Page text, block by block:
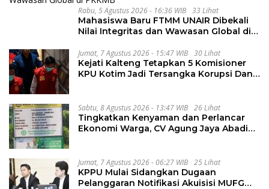
Rabu, 5 Agustus 2026 - 16:36 WIB 33 Lihat
Mahasiswa Baru FTMM UNAIR Dibekali
Nilai Integritas dan Wawasan Global di
Jumat, 7 Agustus 2026 - 15:47 WIB 30 Lihat
Kejati Kalteng Tetapkan 5 Komisioner
KPU Kotim Jadi Tersangka Korupsi Dana
Sabtu, 8 Agustus 2026 - 13:47 WIB 26 Lihat
Tingkatkan Kenyaman dan Perlancar
Ekonomi Warga, CV Agung Jaya Abadi
Jumat, 7 Agustus 2026 - 06:27 WIB 25 Lihat
KPPU Mulai Sidangkan Dugaan
Pelanggaran Notifikasi Akuisisi MUFG